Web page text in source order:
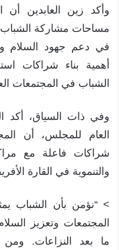
وأكد زين العابدين أن
مساحات مشاركة الشباب
في دعم جهود السلام
أهمية بناء شراكات
الشباب في المجتمعات
وفي ذات السياق، أكد
العام للمجلس، أن
شراكات فاعلة مع
والتنموية في القارة
> “نؤمن بأن الشباب
المجتمعات وتعزيز
ما بعد النزاعات.